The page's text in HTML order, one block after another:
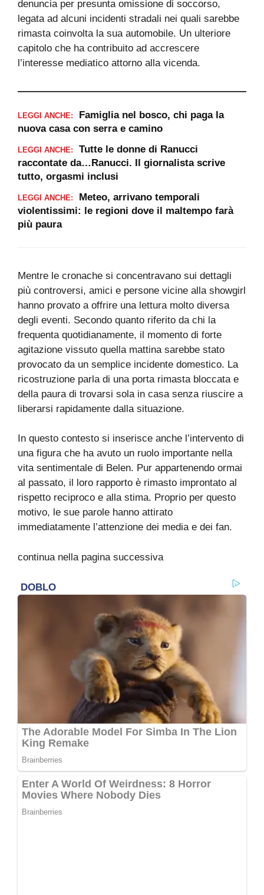
denuncia per presunta omissione di soccorso,
legata ad alcuni incidenti stradali nei quali sarebbe
rimasta coinvolta la sua automobile. Un ulteriore
capitolo che ha contribuito ad accrescere
l’interesse mediatico attorno alla vicenda.
LEGGI ANCHE:
Famiglia nel bosco, chi paga la
nuova casa con serra e camino
LEGGI ANCHE:
Tutte le donne di Ranucci
raccontate da…Ranucci. Il giornalista scrive
tutto, orgasmi inclusi
LEGGI ANCHE:
Meteo, arrivano temporali
violentissimi: le regioni dove il maltempo farà
più paura
Mentre le cronache si concentravano sui dettagli
più controversi, amici e persone vicine alla showgirl
hanno provato a offrire una lettura molto diversa
degli eventi. Secondo quanto riferito da chi la
frequenta quotidianamente, il momento di forte
agitazione vissuto quella mattina sarebbe stato
provocato da un semplice incidente domestico. La
ricostruzione parla di una porta rimasta bloccata e
della paura di trovarsi sola in casa senza riuscire a
liberarsi rapidamente dalla situazione.
In questo contesto si inserisce anche l’intervento di
una figura che ha avuto un ruolo importante nella
vita sentimentale di Belen. Pur appartenendo ormai
al passato, il loro rapporto è rimasto improntato al
rispetto reciproco e alla stima. Proprio per questo
motivo, le sue parole hanno attirato
immediatamente l’attenzione dei media e dei fan.
continua nella pagina successiva